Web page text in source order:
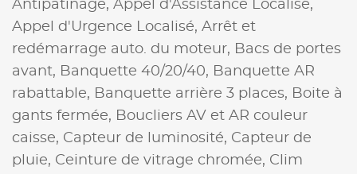
Antipatinage, Appel d'Assistance Localisé,
Appel d'Urgence Localisé, Arrêt et
redémarrage auto. du moteur, Bacs de portes
avant, Banquette 40/20/40, Banquette AR
rabattable, Banquette arrière 3 places, Boite à
gants fermée, Boucliers AV et AR couleur
caisse, Capteur de luminosité, Capteur de
pluie, Ceinture de vitrage chromée, Clim